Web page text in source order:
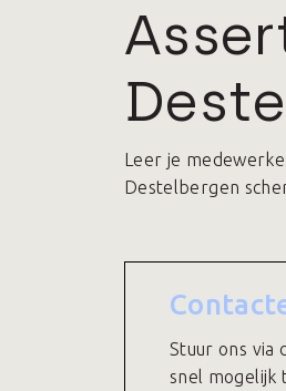
Leer je
Destelbergen
Stuur ons via
snel mogelijk